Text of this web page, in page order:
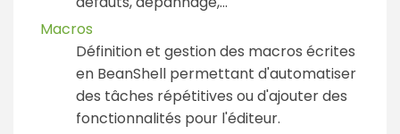
Macros
Définition et gestion des macros écrites
en BeanShell permettant d'automatiser
des tâches répétitives ou d'ajouter des
fonctionnalités pour l'éditeur.